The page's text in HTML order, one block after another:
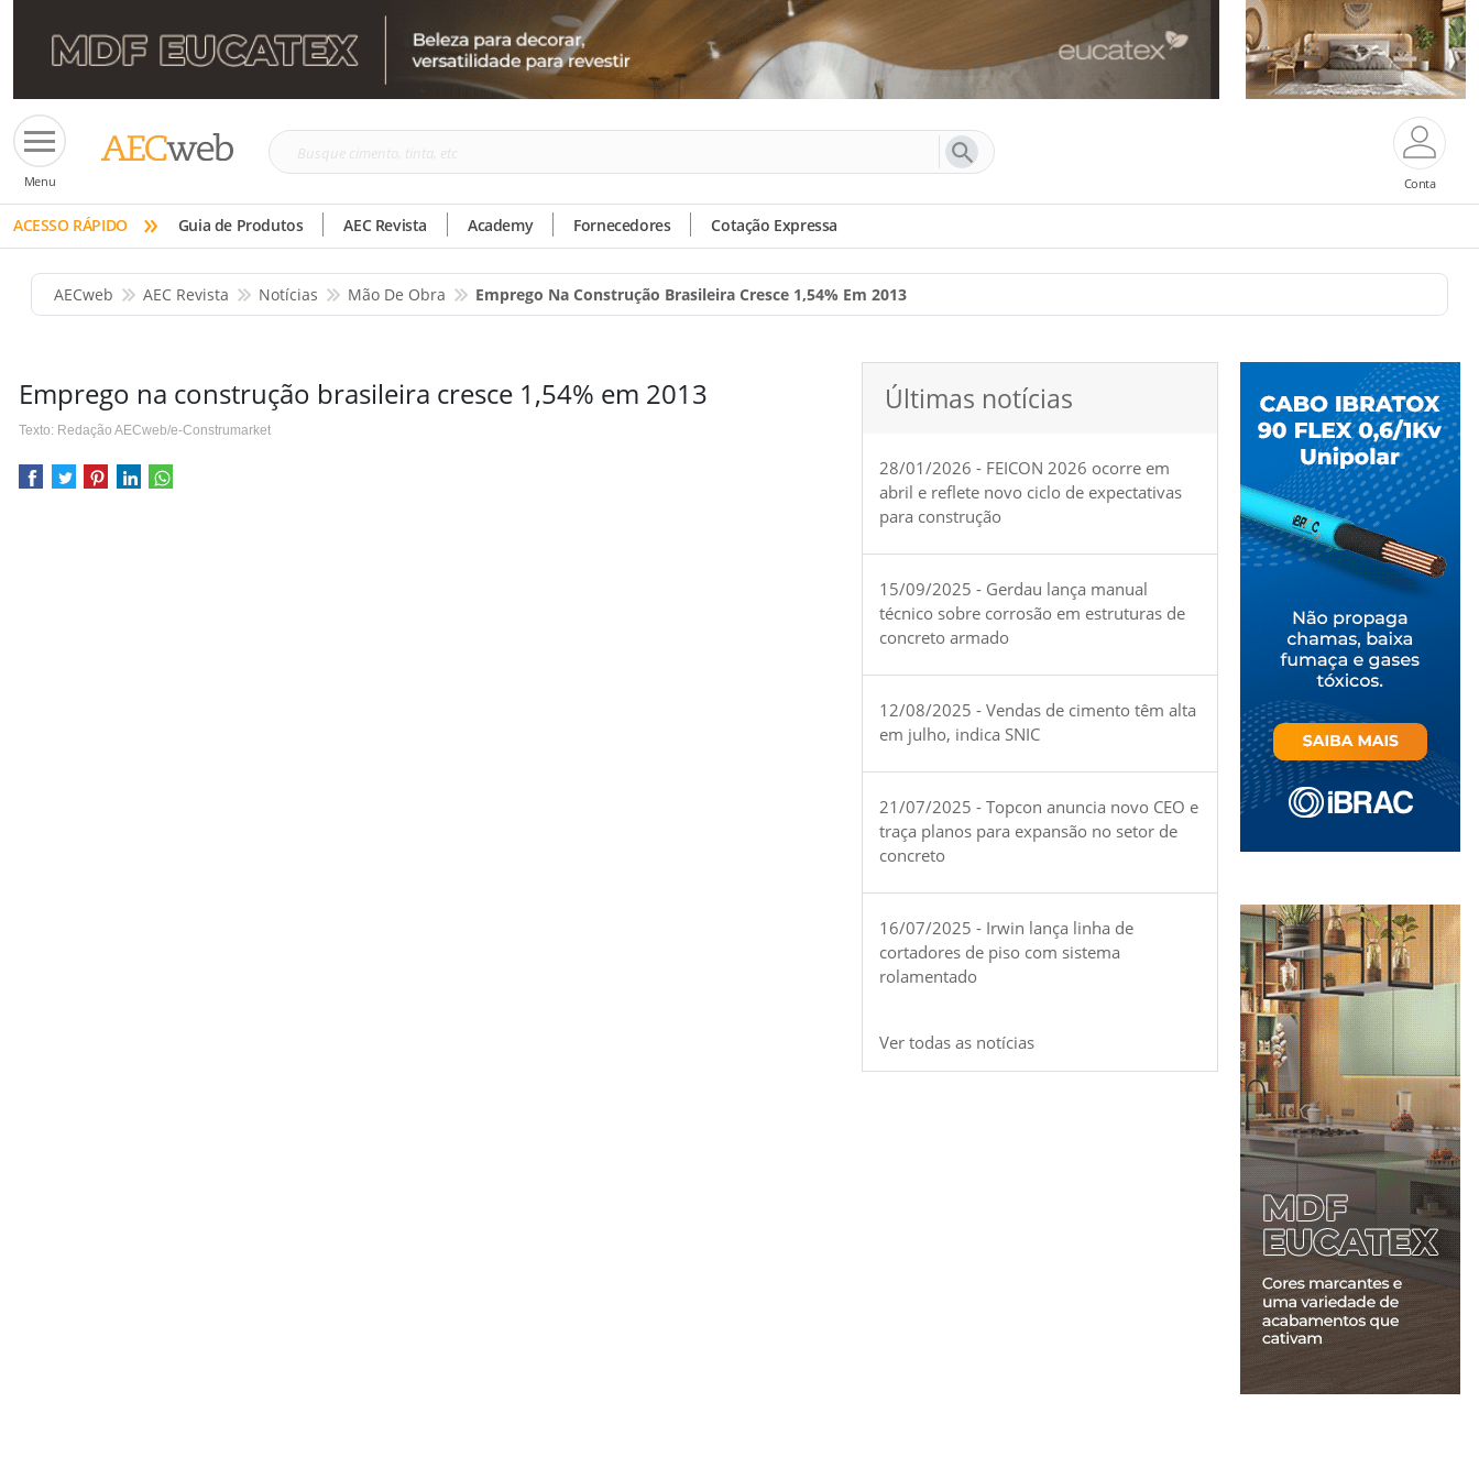
Menu
Busque
tinta,
etc
Conta
ACESSO RÁPIDO » Guia de Produtos AEC Revista Academy Fornecedores Cotação Expressa
AECweb AEC Revista Notícias Mão De Obra Emprego Na Construção Brasileira Cresce 1,54% Em 2013
Emprego na construção brasileira cresce 1,54% em 2013
Texto: Redação AECweb/e-Construmarket
Últimas notícias
28/01/2026 - FEICON 2026 ocorre em
abril e reflete novo ciclo de expectativas
para construção
15/09/2025 - Gerdau lança manual
técnico sobre corrosão em estruturas de
concreto armado
12/08/2025 - Vendas de cimento têm alta
em julho, indica SNIC
21/07/2025 - Topcon anuncia novo CEO e
traça planos para expansão no setor de
concreto
16/07/2025 - Irwin lança linha de
cortadores de piso com sistema
rolamentado
Ver todas as notícias